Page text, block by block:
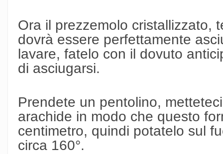
Ora il prezzemolo cristallizzato,
dovrà essere perfettamente
lavare, fatelo con il dovuto
di asciugarsi.
Prendete un pentolino,
arachide in modo che questo
centimetro, quindi potatelo sul
circa 160°.